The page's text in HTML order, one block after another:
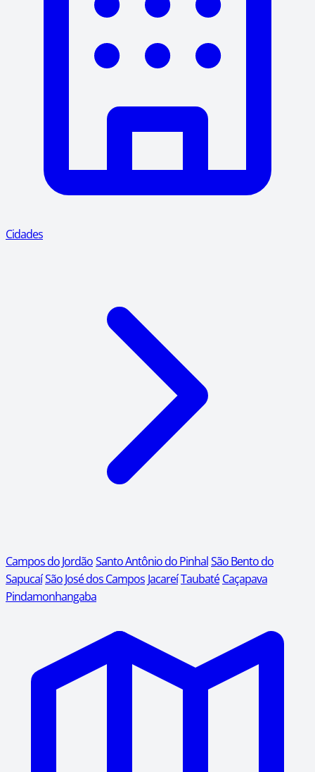
Cidades
Campos do JordãoSanto Antônio do PinhalSão Bento do
SapucaíSão José dos Campos JacareíTaubaté Caçapava
Pindamonhangaba